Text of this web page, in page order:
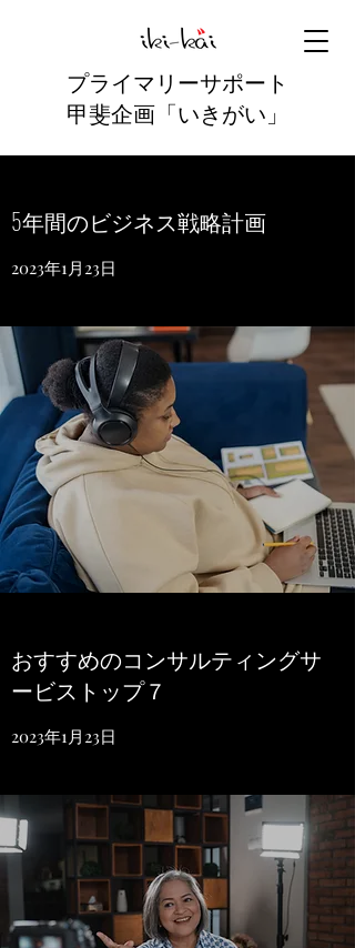
プライマリーサポート
甲斐企画 「いきがい」
5年間のビジネス戦略計画
2023年1月23日
おすすめのコンサルティングサ
ービストップ７
2023年1月23日